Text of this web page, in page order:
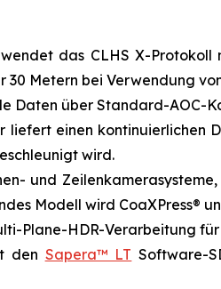
das CLHS X-
Metern bei Verwendung
Daten über Standard-AOC-
einen kontinuierlichen
wird.
und
Modell wird CoaXPress®
Plane-HDR-Verarbeitung
den Sapera™ LT Software-